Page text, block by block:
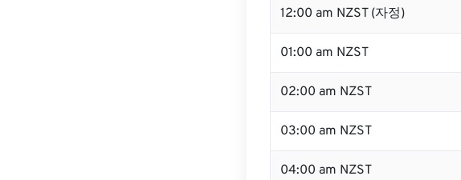
12:00 am NZST (자정)
01:00 am NZST
02:00 am NZST
03:00 am NZST
04:00 am NZST